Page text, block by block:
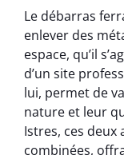
Le débarras
enlever des
espace, qu’il
d’un site
lui, permet de
nature et leur
Istres, ces
combinées,